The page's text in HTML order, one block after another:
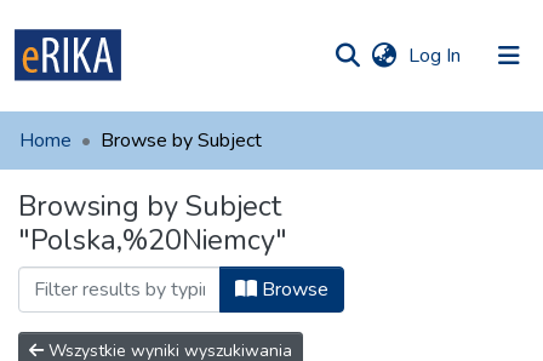
Log In (current)
UAFM
For authors
Help
Contact
Home Browse by Subject
Browsing by Subject
"Polska,%20Niemcy"
Browse
Wszystkie wyniki wyszukiwania